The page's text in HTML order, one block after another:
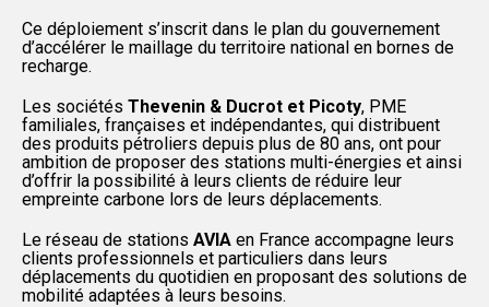
Ce déploiement s’inscrit dans le plan du gouvernement
d’accélérer le maillage du territoire national en bornes de
recharge.
Les sociétés Thevenin & Ducrot et Picoty, PME
familiales, françaises et indépendantes, qui distribuent
des produits pétroliers depuis plus de 80 ans, ont pour
ambition de proposer des stations multi-énergies et ainsi
d’offrir la possibilité à leurs clients de réduire leur
empreinte carbone lors de leurs déplacements.
Le réseau de stations AVIA en France accompagne leurs
clients professionnels et particuliers dans leurs
déplacements du quotidien en proposant des solutions de
mobilité adaptées à leurs besoins.